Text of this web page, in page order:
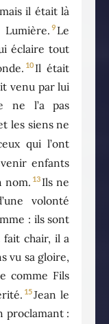
il était là
9 Le
éclaire tout
10 Il était
venu par lui
ne l’a pas
les siens ne
qui l’ont
enfants
nom. 13 Ils ne
volonté
: ils sont
fait chair, il a
vu sa gloire,
comme Fils
15Jean le
proclamant :